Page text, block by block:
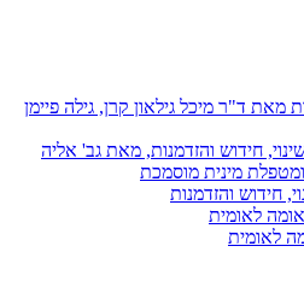
חידוש והזדמנות
לאומית